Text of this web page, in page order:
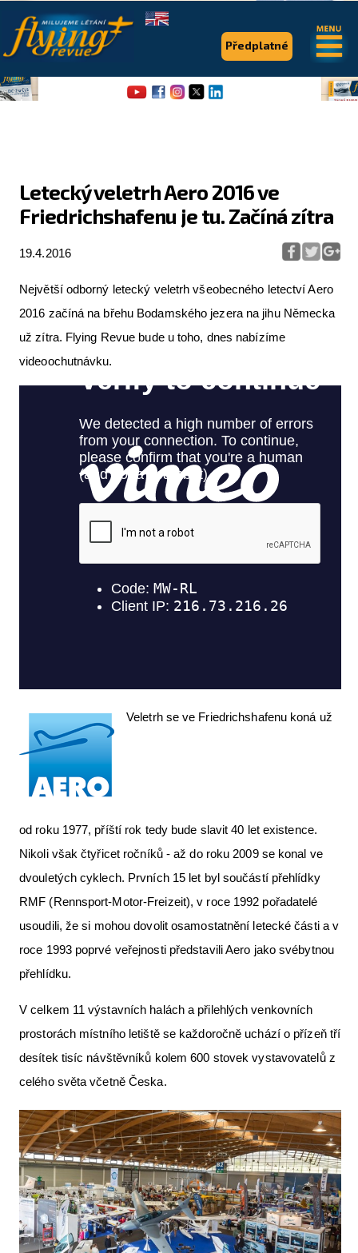
Letecký veletrh Aero 2016 ve
Friedrichshafenu je tu. Začíná zítra
19.4.2016
Největší odborný letecký veletrh všeobecného letectví Aero
2016 začíná na břehu Bodamského jezera na jihu Německa
už zítra. Flying Revue bude u toho, dnes nabízíme
videoochutnávku.
Veletrh se ve Friedrichshafenu koná už
od roku 1977, příští rok tedy bude slavit 40 let existence.
Nikoli však čtyřicet ročníků - až do roku 2009 se konal ve
dvouletých cyklech. Prvních 15 let byl součástí přehlídky
RMF (Rennsport-Motor-Freizeit), v roce 1992 pořadatelé
usoudili, že si mohou dovolit osamostatnění letecké části a v
roce 1993 poprvé veřejnosti představili Aero jako svébytnou
přehlídku.
V celkem 11 výstavních halách a přilehlých venkovních
prostorách místního letiště se každoročně uchází o přízeň tří
desítek tisíc návštěvníků kolem 600 stovek vystavovatelů z
celého světa včetně Česka.
Předplatné
.
Flying Revue
Pro piloty
Série & speciály
Letecká muzea
VFR Communication app
The SAFE Guide app
Nabídky práce v letectví
Inzerujte s námi
E-SHOP